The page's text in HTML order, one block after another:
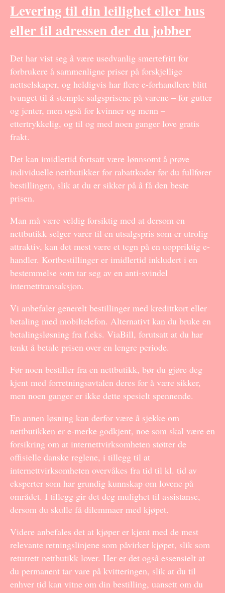
Levering til din leilighet eller hus
eller til adressen der du jobber
Det har vist seg å være usedvanlig smertefritt for
forbrukere å sammenligne priser på forskjellige
nettselskaper, og heldigvis har flere e-forhandlere blitt
tvunget til å stemple salgsprisene på varene – for gutter
og jenter, men også for kvinner og menn –
ettertrykkelig, og til og med noen ganger love gratis
frakt.
Det kan imidlertid fortsatt være lønnsomt å prøve
individuelle nettbutikker for rabattkoder før du fullfører
bestillingen, slik at du er sikker på å få den beste
prisen.
Man må være veldig forsiktig med at dersom en
nettbutikk selger varer til en utsalgspris som er utrolig
attraktiv, kan det mest være et tegn på en uoppriktig e-
handler. Kortbestillinger er imidlertid inkludert i en
bestemmelse som tar seg av en anti-svindel
internetttransaksjon.
Vi anbefaler generelt bestillinger med kredittkort eller
betaling med mobiltelefon. Alternativt kan du bruke en
betalingsløsning fra f.eks. ViaBill, forutsatt at du har
tenkt å betale prisen over en lengre periode.
Før noen bestiller fra en nettbutikk, bør du gjøre deg
kjent med forretningsavtalen deres for å være sikker,
men noen ganger er ikke dette spesielt spennende.
En annen løsning kan derfor være å sjekke om
nettbutikken er e-merke godkjent, noe som skal være en
forsikring om at internettvirksomheten støtter de
offisielle danske reglene, i tillegg til at
internettvirksomheten overvåkes fra tid til kl. tid av
eksperter som har grundig kunnskap om lovene på
området. I tillegg gir det deg mulighet til assistanse,
dersom du skulle få dilemmaer med kjøpet.
Videre anbefales det at kjøper er kjent med de mest
relevante retningslinjene som påvirker kjøpet, slik som
returrett nettbutikk lover. Her er det også essensielt at
du permanent tar vare på kvitteringen, slik at du til
enhver tid kan vitne om din bestilling, uansett om du